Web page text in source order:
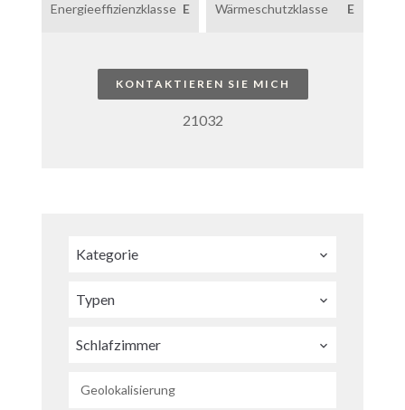
Energieeffizienzklasse E Wärmeschutzklasse E
KONTAKTIEREN SIE MICH
21032
Kategorie
Typen
Schlafzimmer
Geolokalisierung